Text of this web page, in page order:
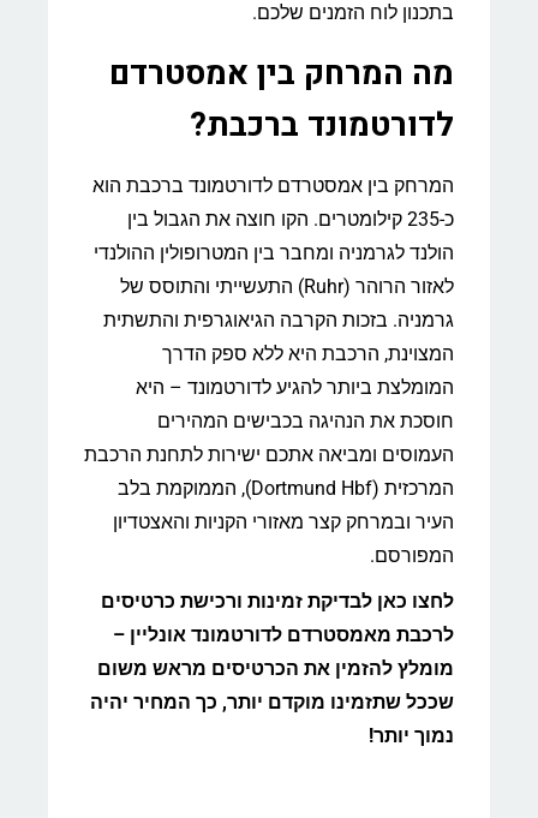
בתכנון לוח הזמנים שלכם.
מה המרחק בין אמסטרדם
לדורטמונד ברכבת?
המרחק בין אמסטרדם לדורטמונד ברכבת הוא
כ-235 קילומטרים. הקו חוצה את הגבול בין
הולנד לגרמניה ומחבר בין המטרופולין ההולנדי
לאזור הרוהר (Ruhr) התעשייתי והתוסס של
גרמניה. בזכות הקרבה הגיאוגרפית והתשתית
המצוינת, הרכבת היא ללא ספק הדרך
המומלצת ביותר להגיע לדורטמונד – היא
חוסכת את הנהיגה בכבישים המהירים
העמוסים ומביאה אתכם ישירות לתחנת הרכבת
המרכזית (Dortmund Hbf), הממוקמת בלב
העיר ובמרחק קצר מאזורי הקניות והאצטדיון
המפורסם.
לחצו כאן לבדיקת זמינות ורכישת כרטיסים
לרכבת מאמסטרדם לדורטמונד אונליין –
מומלץ להזמין את הכרטיסים מראש משום
שככל שתזמינו מוקדם יותר, כך המחיר יהיה
נמוך יותר!